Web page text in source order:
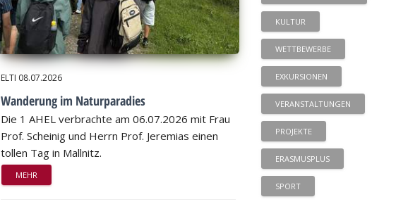
ELTI 08.07.2026
Wanderung im Naturparadies
Die 1 AHEL verbrachte am 06.07.2026 mit Frau
Prof. Scheinig und Herrn Prof. Jeremias einen
tollen Tag in Mallnitz.
MEHR
KULTUR
WETTBEWERBE
EXKURSIONEN
VERANSTALTUNGEN
PROJEKTE
ERASMUSPLUS
SPORT